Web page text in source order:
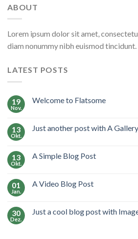
ABOUT
Lorem ipsum dolor sit amet,
diam nonummy nibh euismod tincidunt.
LATEST POSTS
19
Nov.
Welcome to Flatsome
13
Okt.
Just another post with A Gallery
13
Okt.
A Simple Blog Post
01
Jan.
A Video Blog Post
30
Dez.
Just a cool blog post with